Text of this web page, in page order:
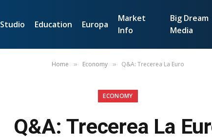
Studio Education Europa
Market
Info
Big Dream
Media
Home » Economy » Q&A: Trecerea La Euro
ECONOMY
Q&A: Trecerea La